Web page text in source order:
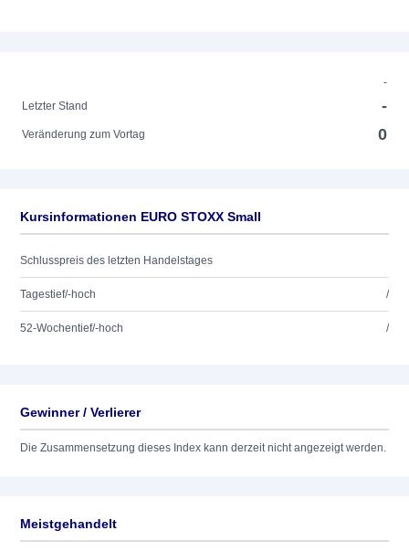
-
Letzter Stand
-
Veränderung zum Vortag 0
Kursinformationen EURO STOXX Small
Schlusspreis des letzten Handelstages
Tagestief/-hoch /
52-Wochentief/-hoch /
Gewinner / Verlierer
Die Zusammensetzung dieses Index kann derzeit nicht angezeigt werden.
Meistgehandelt